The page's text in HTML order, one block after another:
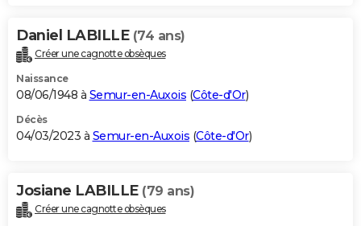
Daniel LABILLE (74 ans)
Créer une cagnotte obsèques
Naissance
08/06/1948 à Semur-en-Auxois (Côte-d'Or)
Décès
04/03/2023 à Semur-en-Auxois (Côte-d'Or)
Josiane LABILLE (79 ans)
Créer une cagnotte obsèques